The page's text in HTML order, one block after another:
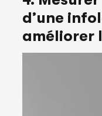
d’une
améliorer